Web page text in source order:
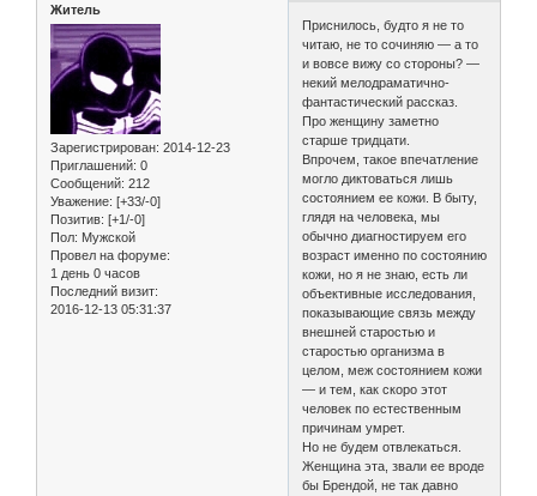
Житель
Зарегистрирован: 2014-12-23
Приглашений: 0
Сообщений: 212
Уважение: [+33/-0]
Позитив: [+1/-0]
Пол: Мужской
Провел на форуме:
1 день 0 часов
Последний визит:
2016-12-13 05:31:37
Приснилось, будто я не то
читаю, не то сочиняю — а то
и вовсе вижу со стороны? —
некий мелодраматично-
фантастический рассказ.
Про женщину заметно
старше тридцати.
Впрочем, такое впечатление
могло диктоваться лишь
состоянием ее кожи. В быту,
глядя на человека, мы
обычно диагностируем его
возраст именно по состоянию
кожи, но я не знаю, есть ли
объективные исследования,
показывающие связь между
внешней старостью и
старостью организма в
целом, меж состоянием кожи
— и тем, как скоро этот
человек по естественным
причинам умрет.
Но не будем отвлекаться.
Женщина эта, звали ее вроде
бы Брендой, не так давно